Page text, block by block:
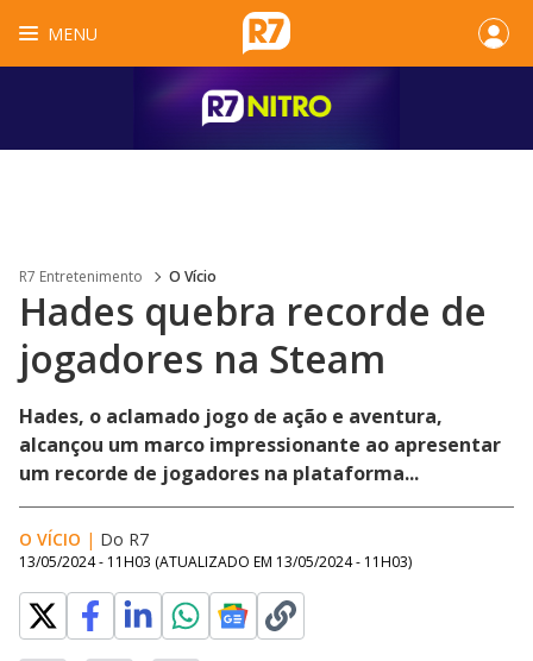
MENU
R7 Entretenimento O Vício
Hades quebra recorde de
jogadores na Steam
Hades, o aclamado jogo de ação e aventura,
alcançou um marco impressionante ao apresentar
um recorde de jogadores na plataforma...
O VÍCIO | Do R7
13/05/2024 - 11H03 (ATUALIZADO EM 13/05/2024 - 11H03)